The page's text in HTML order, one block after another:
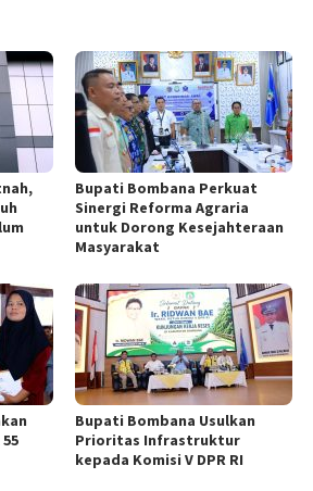
Bupati Bombana Perkuat
Sinergi Reforma Agraria
untuk Dorong Kesejahteraan
Masyarakat
Bupati Bombana Usulkan
Prioritas Infrastruktur
kepada Komisi V DPR RI